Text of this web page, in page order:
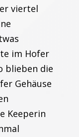
viertel
im Hofer
blieben die
Gehäuse
Keeperin